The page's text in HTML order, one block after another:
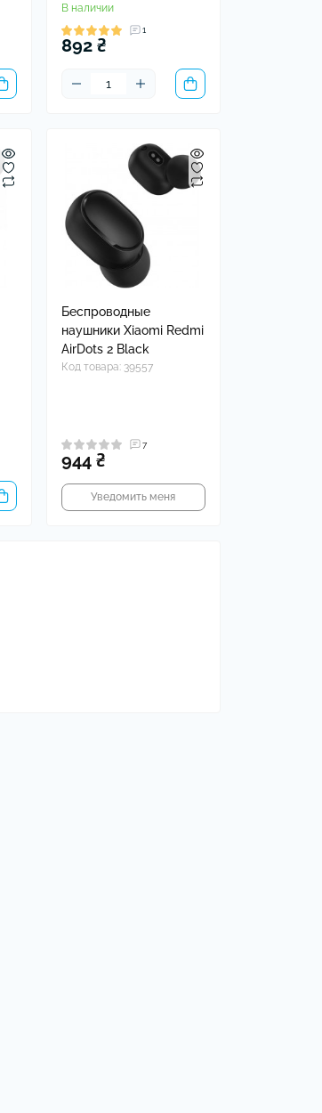
В наличии
1
892 ₴
Беспроводные
наушники Xiaomi Redmi
AirDots 2 Black
Код товара: 39557
7
944 ₴
Уведомить меня